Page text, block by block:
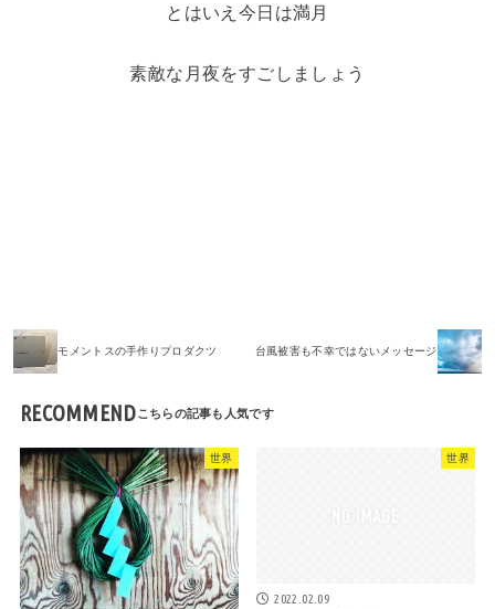
とはいえ今日は満月
素敵な月夜をすごしましょう
モメントスの手作りプロダクツ 台風被害も不幸ではないメッセージ
RECOMMEND
世界 世界
2022.02.09